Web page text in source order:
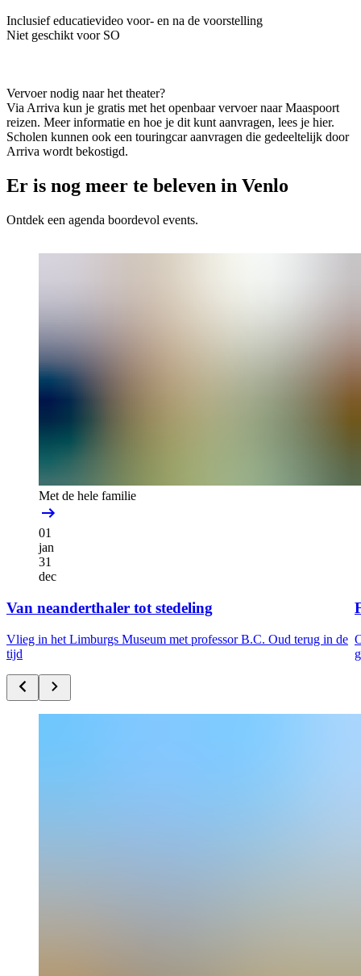
Inclusief educatievideo voor- en na de voorstelling
Niet geschikt voor SO
Vervoer nodig naar het theater?
Via Arriva kun je gratis met het openbaar vervoer naar Maaspoort
reizen. Meer informatie en hoe je dit kunt aanvragen, lees je hier.
Scholen kunnen ook een touringcar aanvragen die gedeeltelijk door
Arriva wordt bekostigd.
Er is nog meer te beleven in Venlo
Ontdek een agenda boordevol events.
Met de hele familie
01
jan
31
dec
Van neanderthaler tot stedeling
Vlieg in het Limburgs Museum met professor B.C. Oud terug in de
tijd